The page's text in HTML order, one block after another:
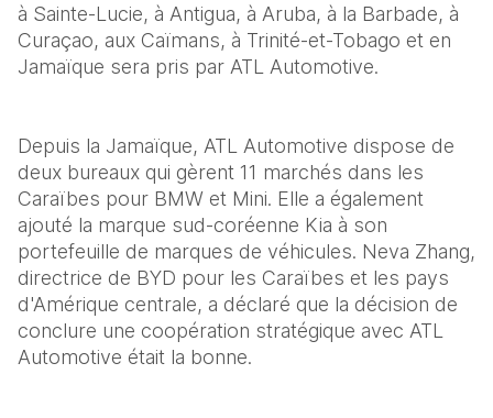
à Sainte-Lucie, à Antigua, à Aruba, à la Barbade, à
Curaçao, aux Caïmans, à Trinité-et-Tobago et en
Jamaïque sera pris par ATL Automotive.
Depuis la Jamaïque, ATL Automotive dispose de
deux bureaux qui gèrent 11 marchés dans les
Caraïbes pour BMW et Mini. Elle a également
ajouté la marque sud-coréenne Kia à son
portefeuille de marques de véhicules. Neva Zhang,
directrice de BYD pour les Caraïbes et les pays
d'Amérique centrale, a déclaré que la décision de
conclure une coopération stratégique avec ATL
Automotive était la bonne.